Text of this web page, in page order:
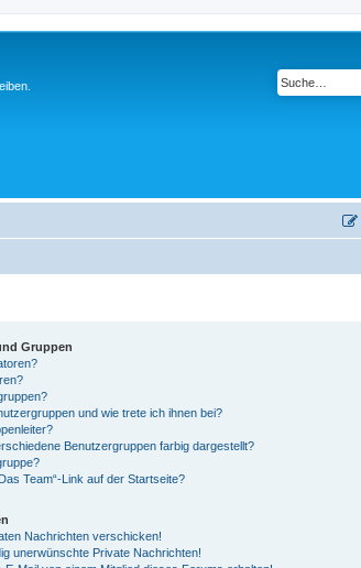
Gruppen
und wie trete ich ihnen bei?
Benutzergruppen farbig dargestellt?
Team“-Link auf der Startseite?
Nachrichten verschicken!
unerwünschte Private Nachrichten!